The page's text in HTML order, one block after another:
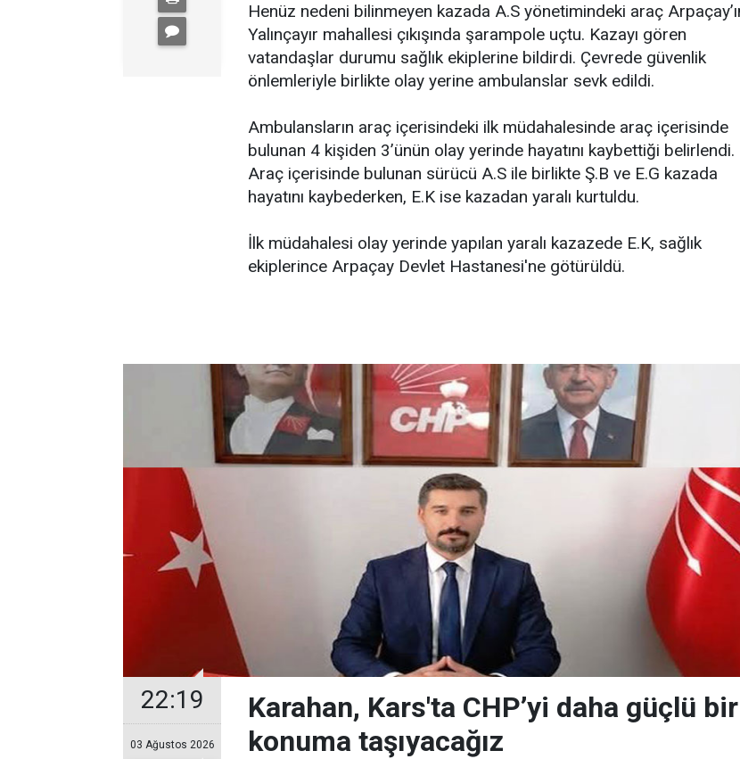
Henüz nedeni bilinmeyen kazada A.S yönetimindeki araç
Yalınçayır mahallesi çıkışında şarampole uçtu. Kazayı gören
vatandaşlar durumu sağlık ekiplerine bildirdi. Çevrede güvenlik
önlemleriyle birlikte olay yerine ambulanslar sevk edildi.
Ambulansların araç içerisindeki ilk müdahalesinde araç içerisinde
bulunan 4 kişiden 3’ünün olay yerinde hayatını kaybettiği belirlendi.
Araç içerisinde bulunan sürücü A.S ile birlikte Ş.B ve E.G kazada
hayatını kaybederken, E.K ise kazadan yaralı kurtuldu.
İlk müdahalesi olay yerinde yapılan yaralı kazazede E.K, sağlık
ekiplerince Arpaçay Devlet Hastanesi'ne götürüldü.
22:19
03 Ağustos 2026
Karahan, Kars'ta CHP’yi daha güçlü bir
konuma taşıyacağız